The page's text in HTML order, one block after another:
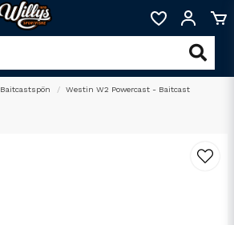
Baitcastspön Westin W2 Powercast - Baitcast